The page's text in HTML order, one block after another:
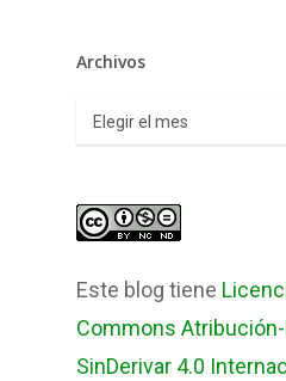
Archivos
Archivos
Este blog tiene
Commons
SinDerivar 4.0